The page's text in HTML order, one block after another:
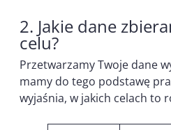
2. Jakie dane
celu?
Przetwarzamy Twoje dane
mamy do tego podstawę
wyjaśnia, w jakich celach to